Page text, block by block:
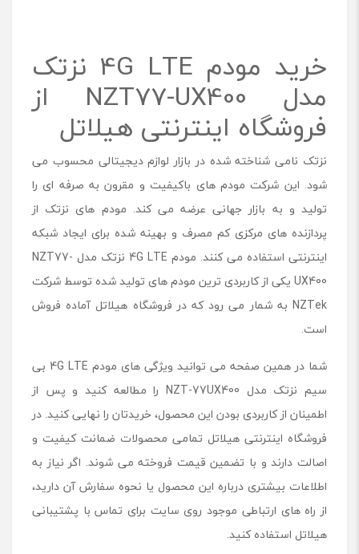
خرید مودم 4G LTE نزتک
مدل NZT77-UX400 از
فروشگاه اینترنتی هیلاتل
نزتک نامی شناخته شده در بازار لوازم دیجیتالی محسوب می
شود. این شرکت مودم های باکیفیت و مقرون به صرفه ای را
تولید و به بازار جهانی عرضه می کند. مودم های نزتک از
پردازنده های مرکزی کم مصرف و بهینه شده برای ایجاد شبکه
اینترنتی استفاده می کنند. مودم 4G LTE نزتک مدل NZT77-
UX400 یکی از کاربردی ترین مودم های تولید شده توسط شرکت
NZTek به شمار می رود که در فروشگاه هیلاتل آماده فروش
است.
شما در همین صفحه می توانید ویژگی های مودم 4G LTE بی
سیم نزتک مدل NZT-77UX400 را مطالعه کنید و پس از
اطمینان از کاربردی بودن این محصول، خریدتان را نهایی کنید. در
فروشگاه اینترنتی هیلاتل تمامی محصولات ضمانت کیفیت و
اصالت دارند و با تضمین قیمت فروخته می شوند. اگر نیاز به
اطلاعات بیشتری درباره این محصول یا نحوه سفارش آن دارید،
از راه های ارتباطی موجود روی سایت برای تماس با پشتیبانی
هیلاتل استفاده کنید.